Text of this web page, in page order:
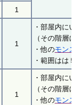
1
1
・部屋内に
（その階層
・他のモン
・範囲は
1
・部屋内に
（その階層
・他のモン